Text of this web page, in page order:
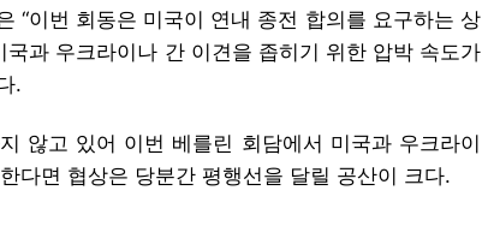
“이번 회동은 미국이 연내 종전 합의를 요구하는 상
국과 우크라이나 간 이견을 좁히기 위한 압박 속도가
.
않고 있어 이번 베를린 회담에서 미국과 우크라이
다면 협상은 당분간 평행선을 달릴 공산이 크다.